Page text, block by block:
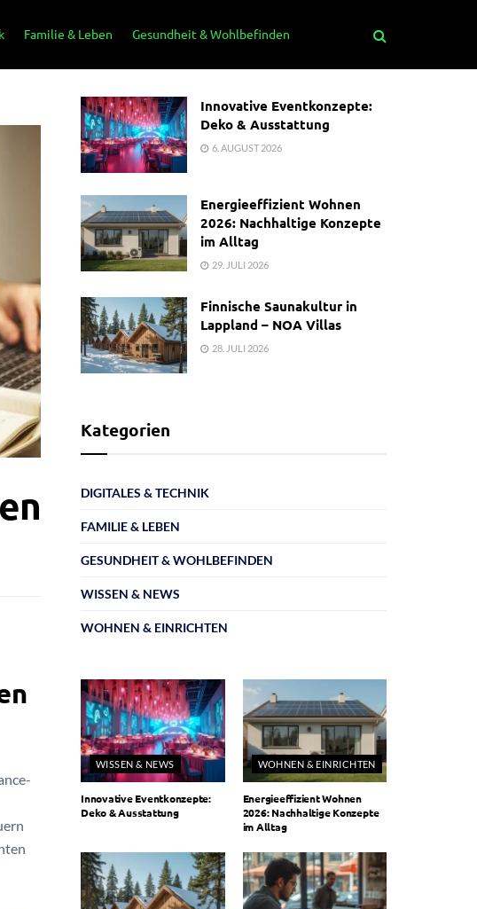
Familie & Leben Gesundheit & Wohlbefinden
Innovative Eventkonzepte:
Deko & Ausstattung
6. AUGUST 2026
Energieeffizient Wohnen
2026: Nachhaltige Konzepte
im Alltag
29. JULI 2026
Finnische Saunakultur in
Lappland – NOA Villas
28. JULI 2026
Kategorien
DIGITALES & TECHNIK
FAMILIE & LEBEN
GESUNDHEIT & WOHLBEFINDEN
WISSEN & NEWS
WOHNEN & EINRICHTEN
WISSEN & NEWS
Innovative Eventkonzepte:
Deko & Ausstattung
WOHNEN & EINRICHTEN
Energieeffizient Wohnen
2026: Nachhaltige Konzepte
im Alltag